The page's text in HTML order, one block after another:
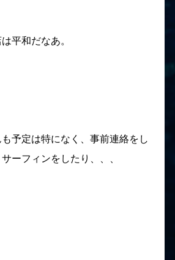
平和だなあ。
予定は特になく、事前連絡をし
ーフィンをしたり、、、